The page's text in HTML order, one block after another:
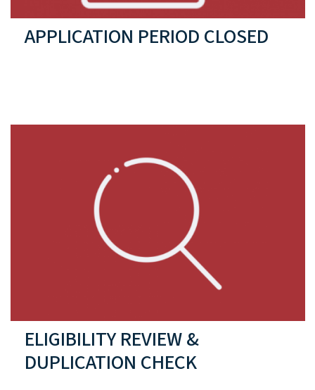
APPLICATION PERIOD CLOSED
ELIGIBILITY REVIEW &
DUPLICATION CHECK